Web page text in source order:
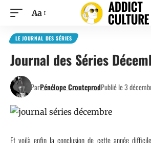
Aa
LE JOURNAL DES SÉRIES
Journal des Séries
ParPénélope CrouteprodPublié le 3
Et voilà enfin la conclusion de cette année